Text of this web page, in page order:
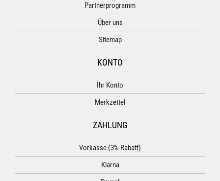
Partnerprogramm
Über uns
Sitemap
KONTO
Ihr Konto
Merkzettel
ZAHLUNG
Vorkasse (3% Rabatt)
Klarna